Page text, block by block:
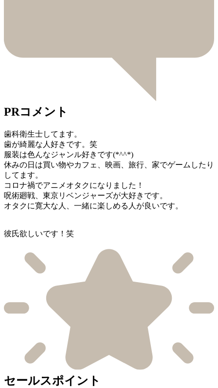
PRコメント
歯科衛生士してます。
歯が綺麗な人好きです。笑
服装は色んなジャンル好きです(*^^*)
休みの日は買い物やカフェ、映画、旅行、家でゲームしたり
してます。
コロナ禍でアニメオタクになりました！
呪術廻戦、東京リベンジャーズが大好きです。
オタクに寛大な人、一緒に楽しめる人が良いです。
彼氏欲しいです！笑
セールスポイント